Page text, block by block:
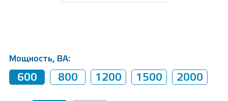
Мощность, ВА:
600 800 1200 1500 2000